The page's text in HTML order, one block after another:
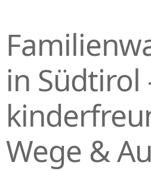
R
N
G
E
in Südtirol
Wege &